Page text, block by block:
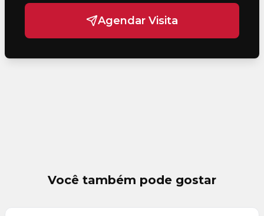
Agendar Visita
Você também pode gostar